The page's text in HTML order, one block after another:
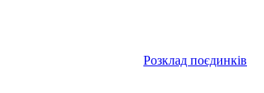
Розклад поєдинків